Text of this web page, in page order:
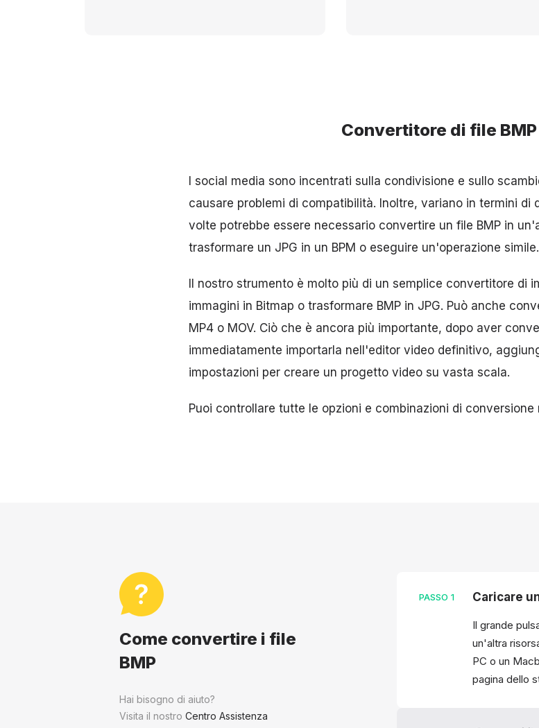
Convertitore di file
I social media sono incentrati sulla condivisione e sullo
causare problemi di compatibilità. Inoltre, variano in termini di
volte potrebbe essere necessario convertire un file BMP in
trasformare un JPG in un BPM o eseguire un'operazione simile.
Il nostro strumento è molto più di un semplice convertitore di
immagini in Bitmap o trasformare BMP in JPG. Può anche
MP4 o MOV. Ciò che è ancora più importante, dopo aver
immediatamente importarla nell'editor video definitivo,
impostazioni per creare un progetto video su vasta scala.
Puoi controllare tutte le opzioni e combinazioni di conversione
Come convertire i file
BMP
Hai bisogno di aiuto?
Visita il nostro Centro Assistenza
PASSO 1 Caricare
Il grande
un'altra
PC o un
pagina dello